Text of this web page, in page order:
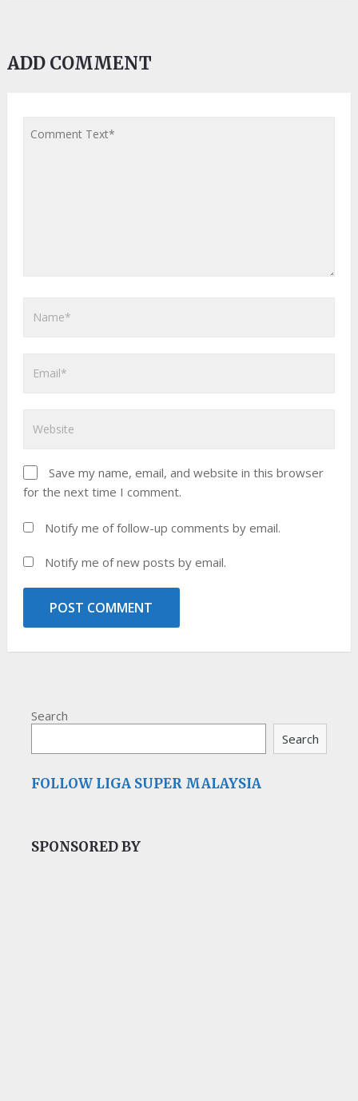
ADD COMMENT
Save my name, email, and website in this browser
for the next time I comment.
Notify me of follow-up comments by email.
Notify me of new posts by email.
Search
Search
FOLLOW LIGA SUPER MALAYSIA
SPONSORED BY